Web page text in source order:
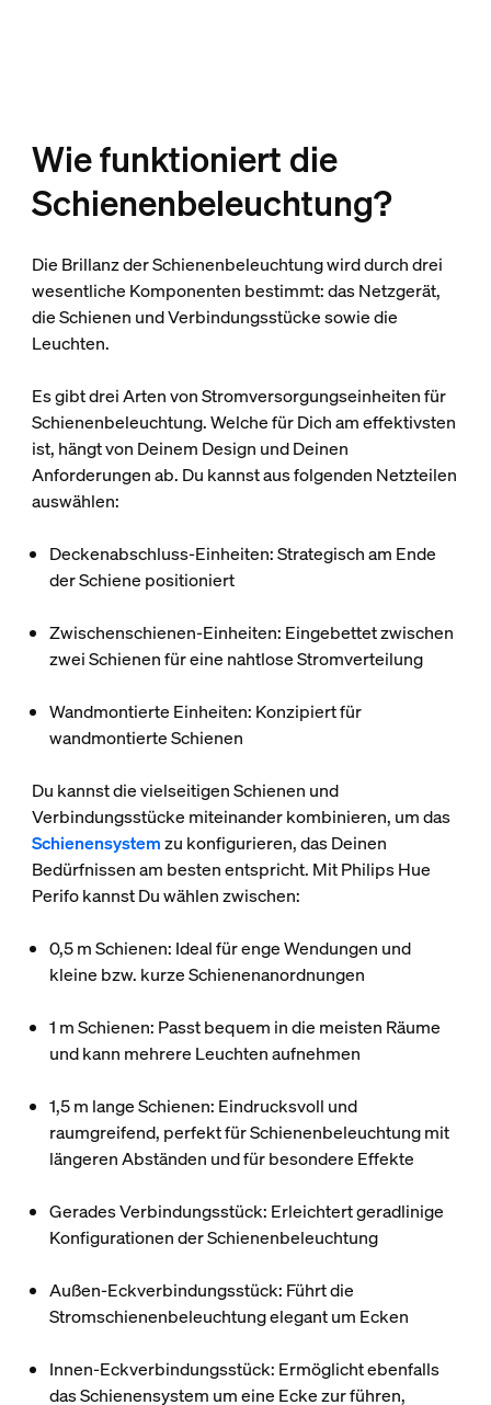
Wie funktioniert die
Schienenbeleuchtung?
Die Brillanz der Schienenbeleuchtung wird durch drei
wesentliche Komponenten bestimmt: das Netzgerät,
die Schienen und Verbindungsstücke sowie die
Leuchten.
Es gibt drei Arten von Stromversorgungseinheiten für
Schienenbeleuchtung. Welche für Dich am effektivsten
ist, hängt von Deinem Design und Deinen
Anforderungen ab. Du kannst aus folgenden Netzteilen
auswählen:
Deckenabschluss-Einheiten: Strategisch am Ende
der Schiene positioniert
Zwischenschienen-Einheiten: Eingebettet zwischen
zwei Schienen für eine nahtlose Stromverteilung
Wandmontierte Einheiten: Konzipiert für
wandmontierte Schienen
Du kannst die vielseitigen Schienen und
Verbindungsstücke miteinander kombinieren, um das
Schienensystemzu konfigurieren, das Deinen
Bedürfnissen am besten entspricht. Mit Philips Hue
Perifo kannst Du wählen zwischen:
0,5 m Schienen: Ideal für enge Wendungen und
kleine bzw. kurze Schienenanordnungen
1 m Schienen: Passt bequem in die meisten Räume
und kann mehrere Leuchten aufnehmen
1,5 m lange Schienen: Eindrucksvoll und
raumgreifend, perfekt für Schienenbeleuchtung mit
längeren Abständen und für besondere Effekte
Gerades Verbindungsstück: Erleichtert geradlinige
Konfigurationen der Schienenbeleuchtung
Außen-Eckverbindungsstück: Führt die
Stromschienenbeleuchtung elegant um Ecken
Innen-Eckverbindungsstück: Ermöglicht ebenfalls
das Schienensystem um eine Ecke zur führen,